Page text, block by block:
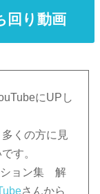
回り動画
にUPし
くの方に見
す。
ション集 解
さんから